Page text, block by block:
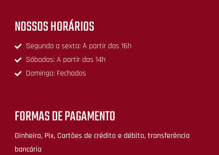
NOSSOS HORÁRIOS
Segunda a sexta: A partir das 16h
Sábados: A partir das 14h
Domingo: Fechados
FORMAS DE PAGAMENTO
Dinheiro, Pix, Cartões de crédito e débito, transferência
bancária